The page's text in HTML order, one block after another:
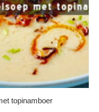
topinamboer